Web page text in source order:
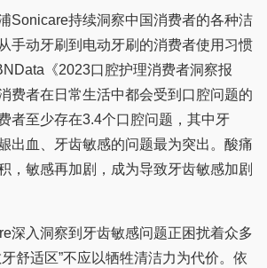
持续洞察中国消费者的各种洁
手动牙刷到电动牙刷的消费者使用习惯
《2023口腔护理消费者洞察报
费者在日常生活中都会受到口腔问题的
者至少存在3.4个口腔问题，其中牙
出血、牙齿敏感的问题最为突出。酸痛
，敏感再加剧，成为导致牙齿敏感加剧
入洞察到牙齿敏感问题正困扰着众多
舒适区”不应以牺牲清洁力为代价。依